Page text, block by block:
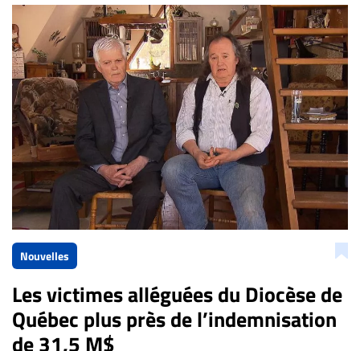
Continu
Nominations
Bureaux
Conseillers
Juridiques
Campus
Carrière
Archives
CARRIÈRE
ET
EMPLOIS
AVOCATS
ET
Nouvelles
Les victimes alléguées du Diocèse de
Québec plus près de l’indemnisation
de 31,5 M$